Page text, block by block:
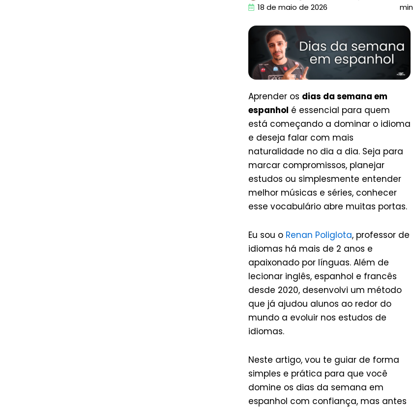
18 de maio de 2026
min
Aprender os dias da semana em
espanhol é essencial para quem
está começando a dominar o idioma
e deseja falar com mais
naturalidade no dia a dia. Seja para
marcar compromissos, planejar
estudos ou simplesmente entender
melhor músicas e séries, conhecer
esse vocabulário abre muitas portas.
Eu sou o Renan Poliglota, professor de
idiomas há mais de 2 anos e
apaixonado por línguas. Além de
lecionar inglês, espanhol e francês
desde 2020, desenvolvi um método
que já ajudou alunos ao redor do
mundo a evoluir nos estudos de
idiomas.
Neste artigo, vou te guiar de forma
simples e prática para que você
domine os dias da semana em
espanhol com confiança, mas antes